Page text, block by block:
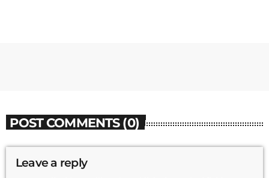
POST COMMENTS (0)
Leave a reply